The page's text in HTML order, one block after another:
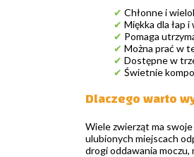
✔ Chłonne i
✔ Miękka dla łap
✔ Pomaga
✔ Można prać w
✔ Dostępne w
✔ Świetnie
Dlaczego warto
Wiele zwierząt ma
ulubionych miejscach
drogi oddawania moczu,